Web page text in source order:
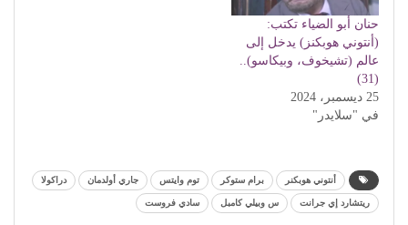
حنان أبو الضياء تكتب:
(أنتوني هوبكنز) يدخل إلى
عالم (تشيخوف، وبيكاسو)..
(31)
25 ديسمبر، 2024
في "سلايدر"
أنتوني هوبكنر برام ستوكر توم وايتس جاري أولدمان دراكولا
ريتشارد إي جرانت س وبيلي كامبل سادي فروست